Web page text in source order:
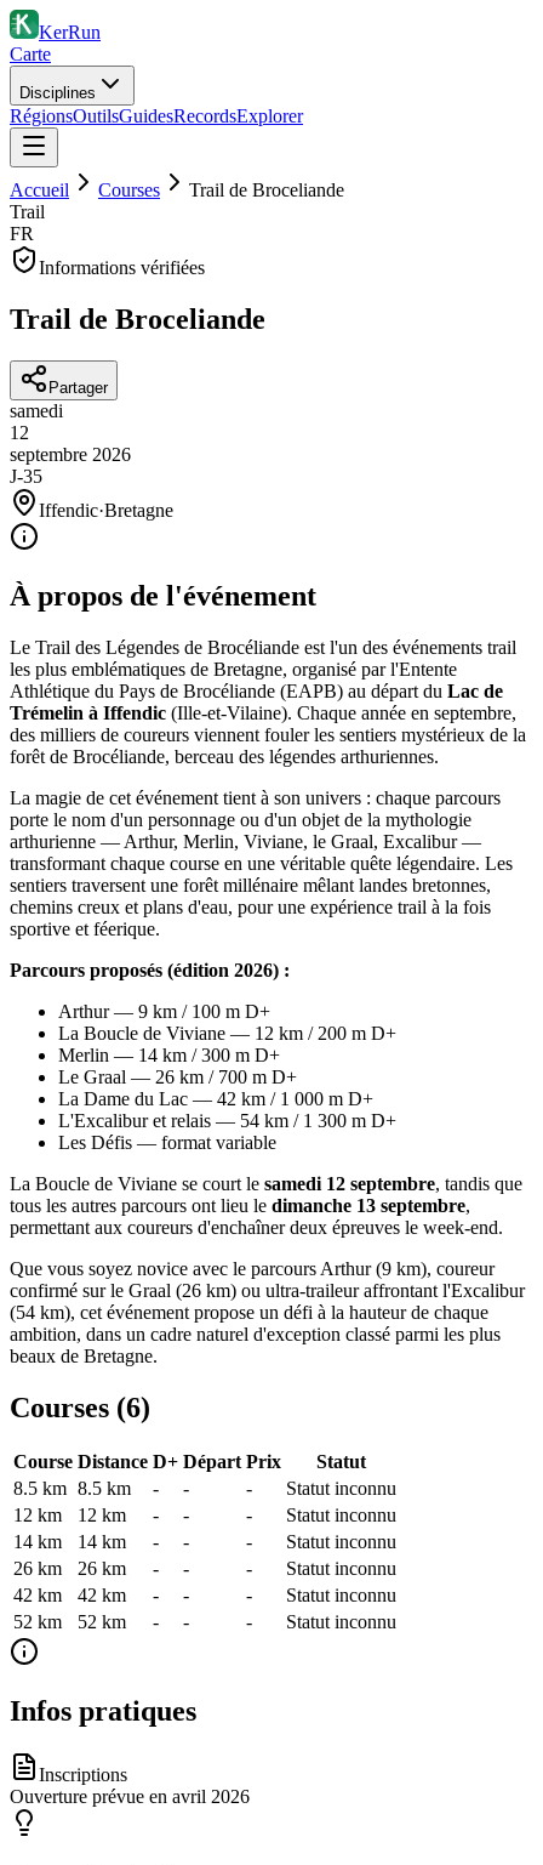
KerRun
Carte
Disciplines
RégionsOutilsGuidesRecordsExplorer
Accueil Courses
Trail de Broceliande
Trail
FR
Informations vérifiées
Trail de Broceliande
Partager
samedi
12
septembre 2026
J-35
Iffendic·Bretagne
À propos de l'événement
Le Trail des Légendes de Brocéliande est l'un des événements trail
les plus emblématiques de Bretagne, organisé par l'Entente
Athlétique du Pays de Brocéliande (EAPB) au départ du Lac de
Trémelin à Iffendic (Ille-et-Vilaine). Chaque année en septembre,
des milliers de coureurs viennent fouler les sentiers mystérieux de la
forêt de Brocéliande, berceau des légendes arthuriennes.
La magie de cet événement tient à son univers : chaque parcours
porte le nom d'un personnage ou d'un objet de la mythologie
arthurienne — Arthur, Merlin, Viviane, le Graal, Excalibur —
transformant chaque course en une véritable quête légendaire. Les
sentiers traversent une forêt millénaire mêlant landes bretonnes,
chemins creux et plans d'eau, pour une expérience trail à la fois
sportive et féerique.
Parcours proposés (édition 2026) :
Arthur — 9 km / 100 m D+
La Boucle de Viviane — 12 km / 200 m D+
Merlin — 14 km / 300 m D+
Le Graal — 26 km / 700 m D+
La Dame du Lac — 42 km / 1 000 m D+
L'Excalibur et relais — 54 km / 1 300 m D+
Les Défis — format variable
La Boucle de Viviane se court le samedi 12 septembre, tandis que
tous les autres parcours ont lieu le dimanche 13 septembre,
permettant aux coureurs d'enchaîner deux épreuves le week-end.
Que vous soyez novice avec le parcours Arthur (9 km), coureur
confirmé sur le Graal (26 km) ou ultra-traileur affrontant l'Excalibur
(54 km), cet événement propose un défi à la hauteur de chaque
ambition, dans un cadre naturel d'exception classé parmi les plus
beaux de Bretagne.
Courses (6)
Course Distance D+ Départ Prix
Statut
8.5 km 8.5 km - - -
Statut inconnu
12 km
12 km - - -
Statut inconnu
14 km
14 km - - -
Statut inconnu
26 km
26 km - - -
Statut inconnu
42 km
42 km - - -
Statut inconnu
52 km
52 km - - - Statut inconnu
Infos pratiques
Inscriptions
Ouverture prévue en avril 2026